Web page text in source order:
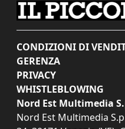
CONDIZIONI DI
GERENZA
PRIVACY
WHISTLEBLOWING
Nord Est Multimedia
Nord Est Multimedia